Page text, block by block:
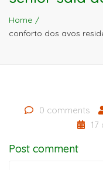
Home
conforto dos avos
0 comments
17
Post comment